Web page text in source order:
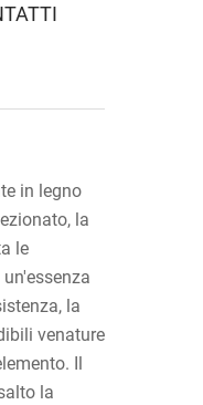
in legno
la
le
la
venature
Il
la